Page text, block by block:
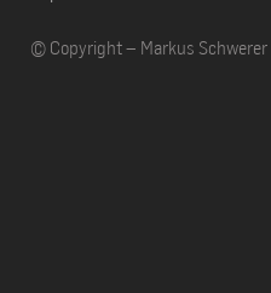
© Copyright – Markus Schwerer